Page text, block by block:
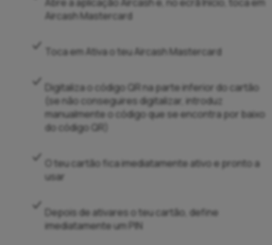
Abre a aplicação Aircash e, no ecrã Início, toca em
Aircash Mastercard
Toca em Ativa o teu Aircash Mastercard
Digitaliza o código QR na parte inferior do cartão
(se não conseguires digitalizar, introduz
manualmente o código que se encontra por baixo
do código QR)
O teu cartão fica imediatamente ativo e pronto a
usar
Depois de ativares o teu cartão, define
imediatamente um PIN